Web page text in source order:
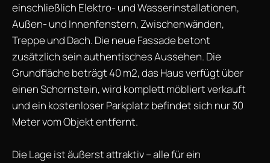
einschließlich Elektro- und Wasserinstallationen,
Außen- und Innenfenstern, Zwischenwänden,
Treppe und Dach. Die neue Fassade betont
zusätzlich sein authentisches Aussehen. Die
Grundfläche beträgt 40 m2, das Haus verfügt über
einen Schornstein, wird komplett möbliert verkauft
und ein kostenloser Parkplatz befindet sich nur 30
Meter vom Objekt entfernt.
Die Lage ist äußerst attraktiv – alle für ein